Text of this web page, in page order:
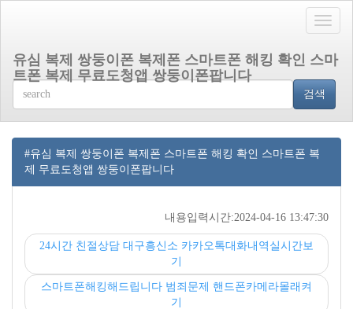
Toggle
유심 복제 쌍둥이폰 복제폰 스마트폰 해킹 확인 스마
트폰 복제 무료도청앱 쌍둥이폰팝니다
검색
#유심 복제 쌍둥이폰 복제폰 스마트폰 해킹 확인 스마트폰 복
제 무료도청앱 쌍둥이폰팝니다
내용입력시간:2024-04-16 13:47:30
24시간 친절상담 대구흥신소 카카오톡대화내역실시간보
기
스마트폰해킹해드립니다 범죄문제 핸드폰카메라몰래켜
기